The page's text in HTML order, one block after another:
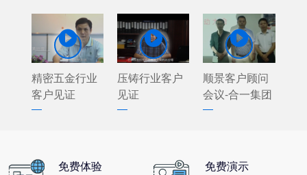

精密五金行业
客户见证

压铸行业客户
见证

顺景客户顾问
会议-合一集团
免费体验 免费演示